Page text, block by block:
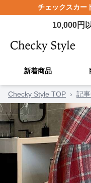
チェックスカー
10,000円
新着商品
Checky Style TOP › 記